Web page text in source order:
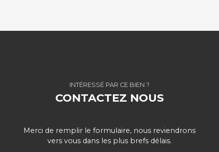
INTÉRESSÉ PAR CE BIEN ?
CONTACTEZ NOUS
Merci de remplir le formulaire, nous reviendrons
vers vous dans les plus brefs délais.